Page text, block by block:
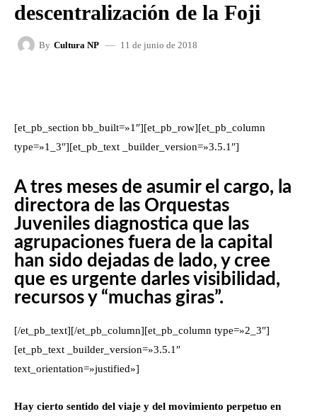
descentralización de la Foji
By Cultura NP 11 de junio de 2018
[et_pb_section bb_built=»1″][et_pb_row][et_pb_column
type=»1_3″][et_pb_text _builder_version=»3.5.1″]
A tres meses de asumir el cargo, la
directora de las Orquestas
Juveniles diagnostica que las
agrupaciones fuera de la capital
han sido dejadas de lado, y cree
que es urgente darles visibilidad,
recursos y “muchas giras”.
[/et_pb_text][/et_pb_column][et_pb_column type=»2_3″]
[et_pb_text _builder_version=»3.5.1″
text_orientation=»justified»]
Hay cierto sentido del viaje y del movimiento perpetuo en